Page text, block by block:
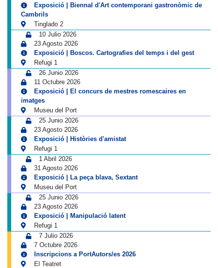
Exposició | Biennal d'Art contemporani gastronòmic de
Cambrils
Tinglado 2
10 Julio 2026
23 Agosto 2026
Exposició | Boscos. Cartografies del temps i del gest
Refugi 1
26 Junio 2026
11 Octubre 2026
Exposició | El concurs de mestres romescaires en
imatges
Museu del Port
25 Junio 2026
23 Agosto 2026
Exposició | Històries d'amistat
Refugi 1
1 Abril 2026
31 Agosto 2026
Exposició | La peça blava, Sextant
Museu del Port
25 Junio 2026
23 Agosto 2026
Exposició | Manipulació latent
Refugi 1
7 Julio 2026
7 Octubre 2026
Inscripcions a PortAutors/es 2026
El Teatret